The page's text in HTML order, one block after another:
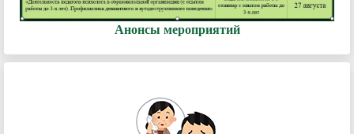
Анонсы мероприятий